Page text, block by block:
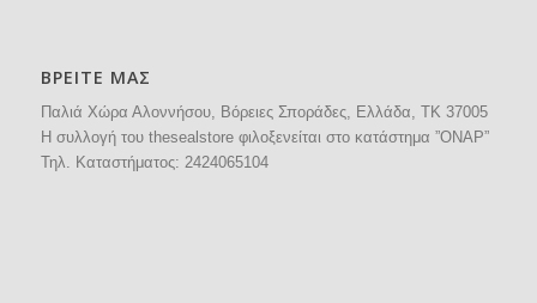
ΒΡΕΙΤΕ ΜΑΣ
Παλιά Χώρα Αλοννήσου, Βόρειες Σποράδες, Ελλάδα, ΤΚ 37005
H συλλογή του thesealstore φιλοξενείται στο κατάστημα ”ΟΝΑΡ”
Τηλ. Καταστήματος: 2424065104